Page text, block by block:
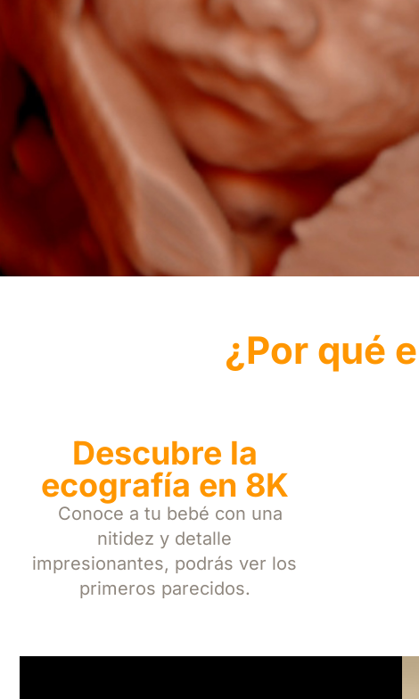
¿Por qué
Descubre la
ecografía en 8K
Conoce a tu bebé con una
nitidez y detalle
impresionantes, podrás ver los
primeros parecidos.